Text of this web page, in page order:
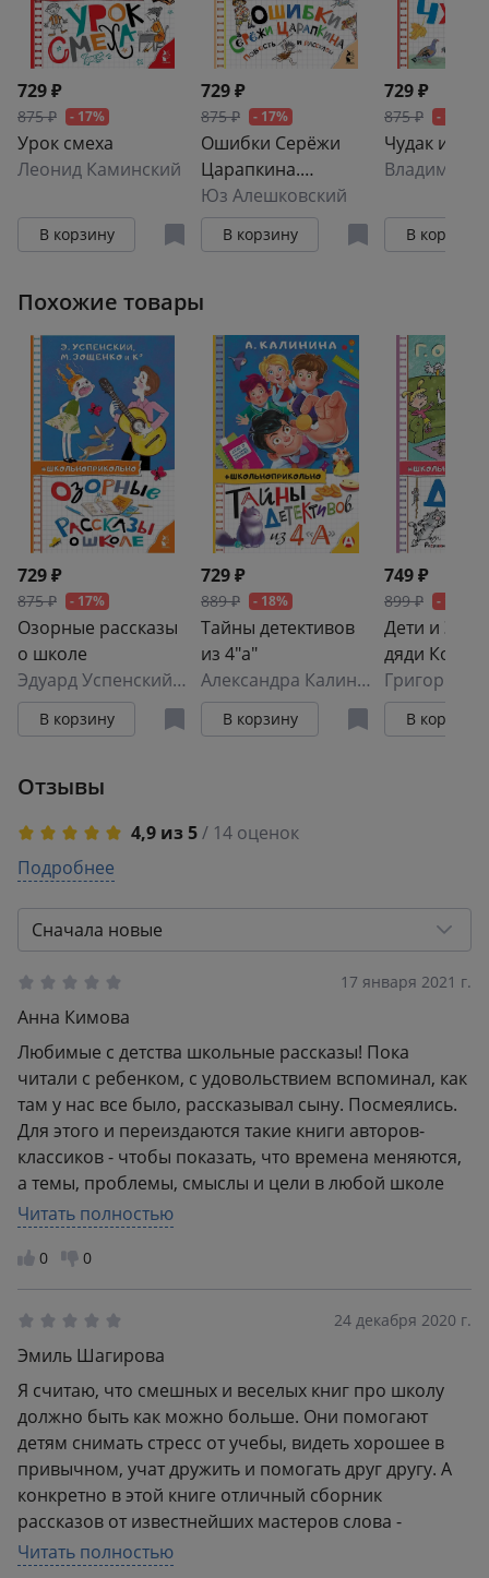
729 ₽
875 ₽ - 17%
Урок смеха
Леонид Каминский
В корзину
729 ₽
875 ₽ - 17%
Ошибки Серёжи
Царапкина.
Повесть и рассказы
Юз Алешковский
В корзину
729 ₽
875 ₽ - 17%
Чудак из 5
В корзину
Похожие товары
729 ₽
875 ₽ - 17%
Озорные рассказы
о школе
Эдуард Успенский
,Михаил Зощенко
В корзину
729 ₽
889 ₽ - 18%
Тайны детективов
из 4"а"
Александра Калинина
В корзину
749 ₽
899 ₽ - 17%
Дети и Эти.
дяди Коли
Воронцова
Григорий
В корзину
Отзывы
4,9 из 5/ 14 оценок
5
2
0
1
Подробнее
Сначала новые
17 января 2021 г.
Анна Кимова
Любимые с детства школьные рассказы! Пока
читали с ребенком, с удовольствием вспоминал, как
там у нас все было, рассказывал сыну. Посмеялись.
Для этого и переиздаются такие книги авторов-
классиков - чтобы показать, что времена меняются,
а темы, проблемы, смыслы и цели в любой школе
остаются теми же. Такие книги должны быть в
каждом доме, тут даже сомневаться не в чем.
Добрые, ироничные, наполненные глубоким
смыслом, классные, одним словом!
Читать полностью
0 0
24 декабря 2020 г.
Эмиль Шагирова
Я считаю, что смешных и веселых книг про школу
должно быть как можно больше. Они помогают
детям снимать стресс от учебы, видеть хорошее в
привычном, учат дружить и помогать друг другу. А
конкретно в этой книге отличный сборник
рассказов от известнейших мастеров слова -
полистайте книгу! Ребенку очень понравилась, но
Читать полностью